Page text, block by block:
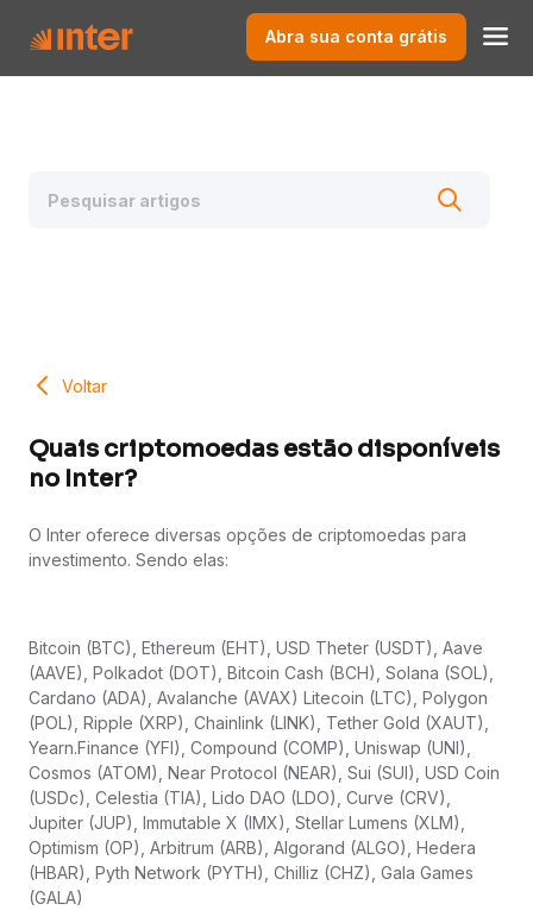
Abra sua conta grátis
Voltar
Quais criptomoedas estão disponíveis
no Inter?
O Inter oferece diversas opções de criptomoedas para
investimento. Sendo elas:
Bitcoin (BTC), Ethereum (EHT), USD Theter (USDT), Aave
(AAVE), Polkadot (DOT), Bitcoin Cash (BCH), Solana (SOL),
Cardano (ADA), Avalanche (AVAX) Litecoin (LTC), Polygon
(POL), Ripple (XRP), Chainlink (LINK), Tether Gold (XAUT),
Yearn.Finance (YFI), Compound (COMP), Uniswap (UNI),
Cosmos (ATOM), Near Protocol (NEAR), Sui (SUI), USD Coin
(USDc), Celestia (TIA), Lido DAO (LDO), Curve (CRV),
Jupiter (JUP), Immutable X (IMX), Stellar Lumens (XLM),
Optimism (OP), Arbitrum (ARB), Algorand (ALGO), Hedera
(HBAR), Pyth Network (PYTH), Chilliz (CHZ), Gala Games
(GALA)